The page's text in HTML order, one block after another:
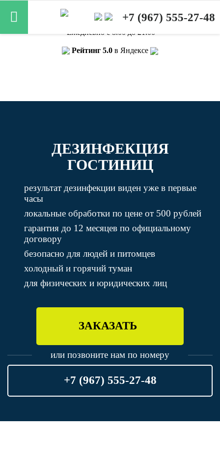
Лицензия Роспотребнадзора от 20.02.2025
Ежедневно с 8.00 до 21.00
Рейтинг 5.0 в Яндексе
+7 (967) 555-27-48
ДЕЗИНФЕКЦИЯ
ГОСТИНИЦ
результат дезинфекции виден уже в первые
часы
локальные обработки по цене от 500 рублей
гарантия до 12 месяцев по официальному
договору
безопасно для людей и питомцев
холодный и горячий туман
для физических и юридических лиц
ЗАКАЗАТЬ
или позвоните нам по номеру
+7 (967) 555-27-48